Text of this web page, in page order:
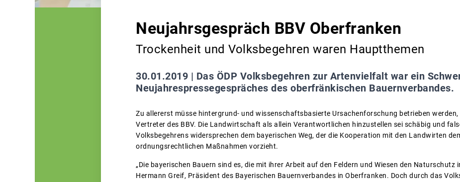
Neujahrsgespräch BBV Oberfranken
Trockenheit und Volksbegehren waren Hauptthemen
30.01.2019 | Das ÖDP Volksbegehren zur Artenvielfalt war ein
Neujahrespressegespräches des oberfränkischen Bauernverbandes.
Zu allererst müsse hintergrund- und wissenschaftsbasierte Ursachenforschung betrieben
Vertreter des BBV. Die Landwirtschaft als allein Verantwortlichen hinzustellen sei schäbig und
Volksbegehrens widersprechen dem bayerischen Weg, der die Kooperation mit den Landwirten
ordnungsrechtlichen Maßnahmen vorzieht.
„Die bayerischen Bauern sind es, die mit ihrer Arbeit auf den Feldern und Wiesen den Naturschutz
Hermann Greif, Präsident des Bayerischen Bauernverbandes in Oberfranken. Doch durch das